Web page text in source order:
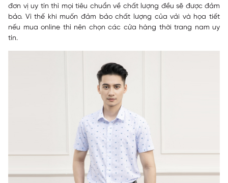
đơn vị uy tín thì mọi tiêu chuẩn về chất lượng đều sẽ được đảm
bảo. Vì thế khi muốn đảm bảo chất lượng của vải và họa tiết
nếu mua online thì nên chọn các cửa hàng thời trang nam uy
tín.